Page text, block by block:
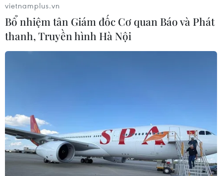
Theo báo Times of Israel ngày 14/7 (giờ địa
phương), Israel đã nộp một loạt bản đồ mới cho
các nhà trung gian hòa giải tại Qatar, trong đó
dự kiến sẽ giảm thêm sự hiện diện của nước
này bên trong Gaza trong khuôn khổ đề xuất
vietnamplus.vn
Bổ nhiệm tân Giám đốc Cơ quan Báo và Phát
thanh, Truyền hình Hà Nội